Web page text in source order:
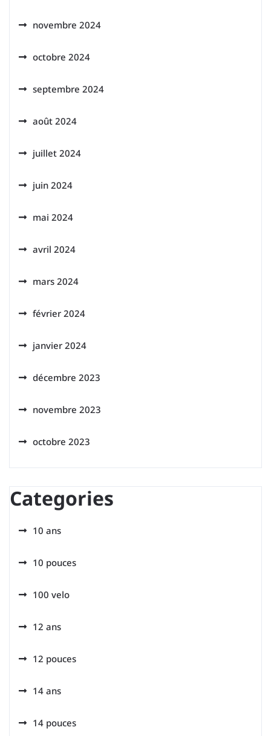
novembre 2024
octobre 2024
septembre 2024
août 2024
juillet 2024
juin 2024
mai 2024
avril 2024
mars 2024
février 2024
janvier 2024
décembre 2023
novembre 2023
octobre 2023
Categories
10 ans
10 pouces
100 velo
12 ans
12 pouces
14 ans
14 pouces